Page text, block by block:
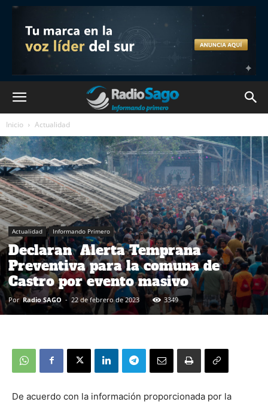
Inicio Actualidad
Actualidad Informando Primero
Declaran Alerta Temprana
Preventiva para la comuna de
Castro por evento masivo
Por Radio SAGO - 22 de febrero de 2023 3349
De acuerdo con la información proporcionada por la